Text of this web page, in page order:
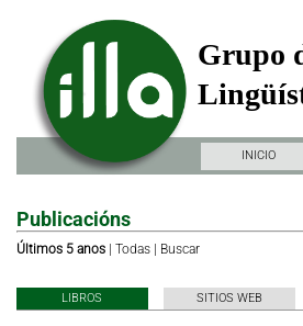
Grupo
INICIO
Publicacións
Últimos 5 anos| Todas| Buscar
LIBROS SITIOS WEB